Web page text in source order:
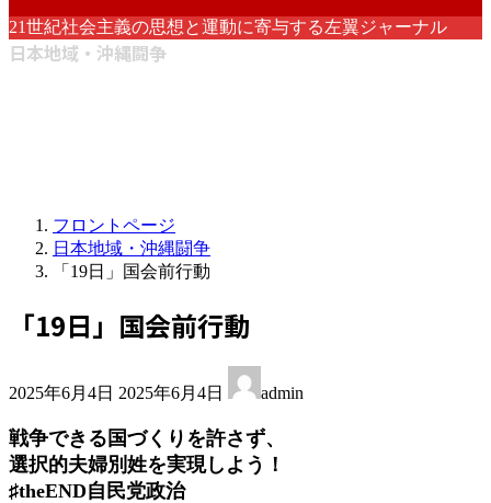
21世紀社会主義の思想と運動に寄与する左翼ジャーナル
日本地域・沖縄闘争
フロントページ
日本地域・沖縄闘争
「19日」国会前行動
「19日」国会前行動
2025年6月4日 終
新
日
時
2025年6月4日 admin
戦争できる国づくりを許さず、
選択的夫婦別姓を実現しよう！
♯theEND自民党政治